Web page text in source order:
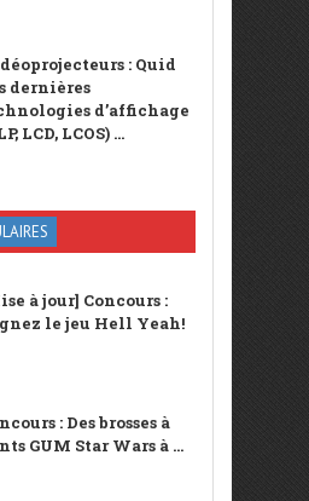
: Quid
dernières
d’affichage
LCD, LCOS) ...
à jour] Concours :
le jeu Hell Yeah!
: Des brosses à
GUM Star Wars à ...